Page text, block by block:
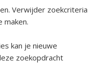
Verwijder zoekcriteria
maken.
kan je nieuwe
zoekopdracht